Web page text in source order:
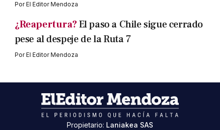
PorEl Editor Mendoza
¿Reapertura?El paso a Chile sigue cerrado
pese al despeje de la Ruta 7
PorEl Editor Mendoza
Propietario: Laniakea SAS